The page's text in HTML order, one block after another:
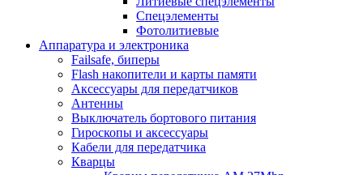
Спецэлементы
Фотолитиевые
Аппаратура и электроника
Failsafe, биперы
Flash накопители и карты памяти
Аксессуары для передатчиков
Антенны
Выключатель бортового питания
Гироскопы и аксессуары
Кабели для передатчика
Кварцы